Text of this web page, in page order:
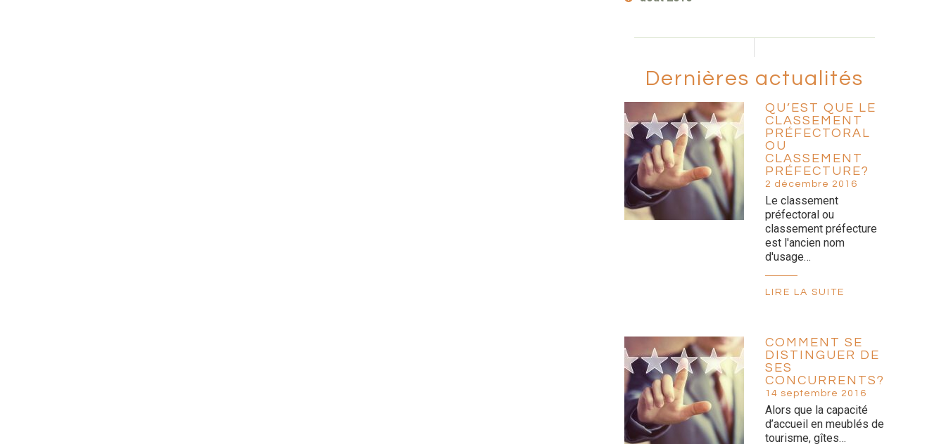
Dernières actualités
QU’EST QUE LE
CLASSEMENT
PRÉFECTORAL
OU
CLASSEMENT
PRÉFECTURE?
2 décembre 2016
Le classement
préfectoral ou
classement préfecture
est l'ancien nom
d'usage…
LIRE LA SUITE
COMMENT SE
DISTINGUER DE
SES
CONCURRENTS?
14 septembre 2016
Alors que la capacité
d’accueil en meublés de
tourisme, gîtes…